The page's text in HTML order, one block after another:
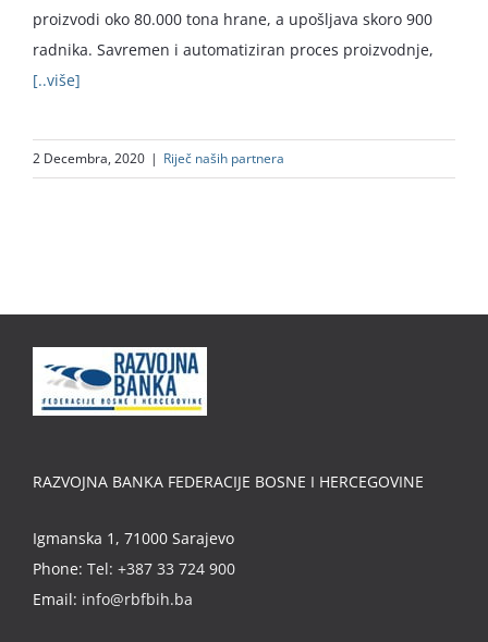
proizvodi oko 80.000 tona hrane, a upošljava skoro 900
radnika. Savremen i automatiziran proces proizvodnje,
[..više]
2 Decembra, 2020 | Riječ naših partnera
RAZVOJNA BANKA FEDERACIJE BOSNE I HERCEGOVINE
Igmanska 1, 71000 Sarajevo
Phone: Tel: +387 33 724 900
Email: info@rbfbih.ba